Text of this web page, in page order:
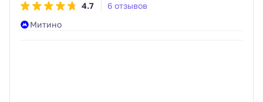
4.7
6 отзывов
Митино